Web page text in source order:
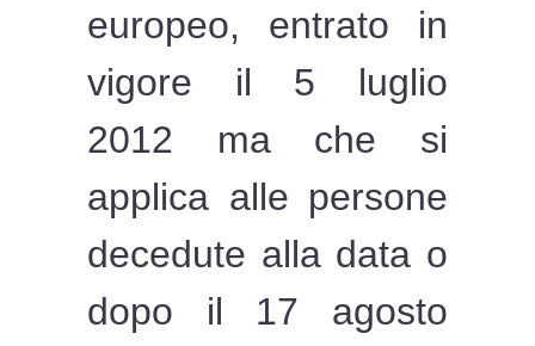
europeo, entrato in
vigore il 5 luglio
2012 ma che si
applica alle persone
decedute alla data o
dopo il 17 agosto